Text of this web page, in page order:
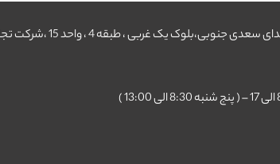
تهران ،میدان امام خمینی ، ابتدای سعدی جنوبی،بلوک یک غربی ،